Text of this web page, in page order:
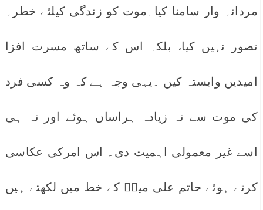
مردانہ وار سامنا کیا۔موت کو زندگی کیلئے خطرہ
تصور نہیں کیا، بلکہ اس کے ساتھ مسرت افزا
امیدیں وابستہ کیں ۔یہی وجہ ہے کہ وہ کسی فرد
کی موت سے نہ زیادہ ہراساں ہوئے اور نہ ہی
اسے غیر معمولی اہمیت دی۔ اس امرکی عکاسی
کرتے ہوئے حاتم علی میرؔ کے خط میں لکھتے ہیں